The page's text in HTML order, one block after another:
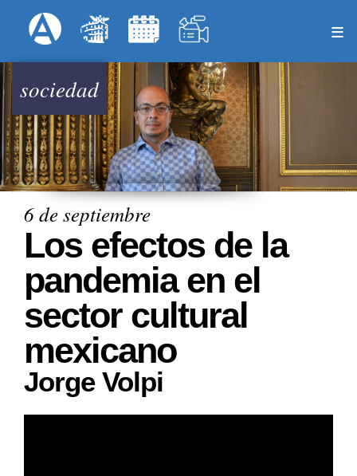
al
principal
Menú Superior
sociedad
6 de septiembre
Los efectos de la
pandemia en el
sector cultural
mexicano
Jorge Volpi